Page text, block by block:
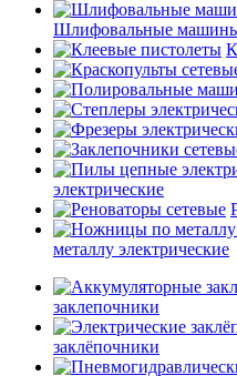
Шлифовальные машины
электрические
металлу электрические
заклепочники
заклёпочники